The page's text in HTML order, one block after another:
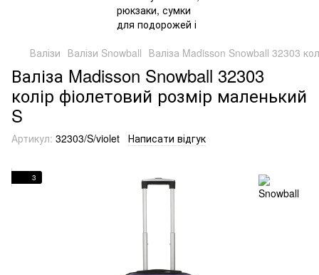
Валізи Валізи Snowball Валіза Madisson Snowball 32303
Валіза Madisson Snowball 32303
колір фіолетовий розмір маленький
S
Артикул: 32303/S/violet Написати відгук
3